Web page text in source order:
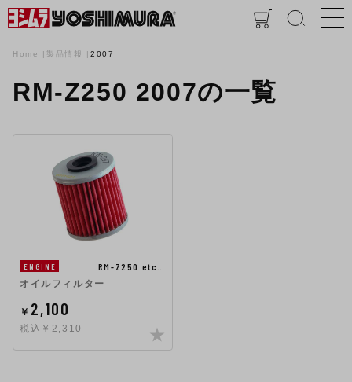
Home 製品情報 2007
RM-Z250 2007の一覧
ENGINE
RM-Z250 etc…
オイルフィルター
￥ 2,100
税込￥2,310